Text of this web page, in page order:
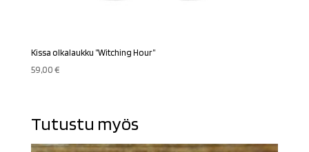
Kissa olkalaukku ”Witching Hour”
59,00€
Tutustu myös